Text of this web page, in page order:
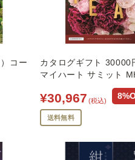
コー
カタログギフト 30000
マイハート サミット
¥30,967 (税込)
送料無料